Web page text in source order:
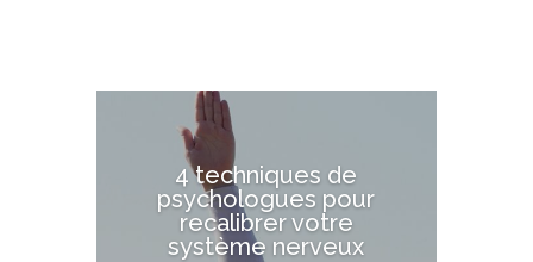
4 techniques de
psychologues pour
recalibrer votre
système nerveux